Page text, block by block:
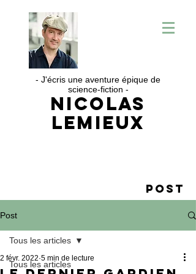
- J'écris une aventure épique de
science-fiction -
Nicolas
Lemieux
Post
Post
Tous les articles
Tous les articles
2 févr. 2022 5 min de lecture